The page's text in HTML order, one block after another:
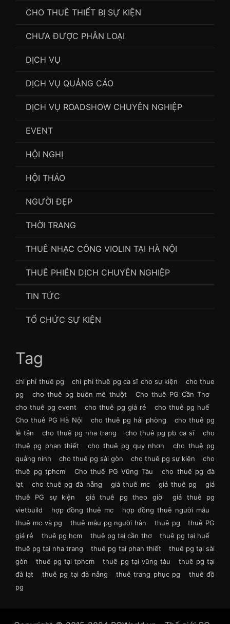
CHO THUÊ THIẾT BỊ SỰ KIỆN
CHƯA ĐƯỢC PHÂN LOẠI
DỊCH VỤ
DỊCH VỤ QUẢNG CÁO
DỊCH VỤ ROADSHOW CHUYÊN NGHIỆP
EVENT
HỘI NGHỊ
HỘI THẢO
NGƯỜI ĐẸP
THỜI TRANG
THUÊ NHẠC CÔNG VIOLIN TẠI HÀ NỘI
THUÊ PHIÊN DỊCH CHUYÊN NGHIỆP
TIN TỨC
TỔ CHỨC SỰ KIỆN
Tag
chi phí thuê pg chi phí thuê pg ca sĩ cho sự kiện
cho thue
pg
cho thuê pg buôn mê thuột
Cho thuê PG Cần Thơ
cho thuê pg event
cho thuê pg giá rẻ
cho thuê pg huế
Cho thuê PG Hà Nội
cho thuê pg hải phòng
cho thuê pg
lễ tân
cho thuê pg nha trang cho thuê pg pb ca sĩ
cho
thuê pg phan thiết
cho thuê pg quy nhơn
cho thuê pg
quảng ninh
cho thuê pg sài gòn cho thuê pg sự kiện
cho
thuê pg tphcm
Cho thuê PG Vũng Tàu
cho thuê pg đà
lạt
cho thuê pg đà nẵng giá thuê mc giá thuê pg
giá
thuê PG sự kiện
giá thuê pg theo giờ
giá thuê pg
vietbuild
hợp đồng thuê mc
hợp đồng thuê người mẫu
thuê mc và pg
thuê mẫu pg người hàn thuê pg
thuê PG
giá rẻ
thuê pg hcm thuê pg tại cần thơ
thuê pg tại huế
thuê pg tại nha trang
thuê pg tại phan thiết
thuê pg tại sài
gòn
thuê pg tại tphcm thuê pg tại vũng tàu
thuê pg tại
đà lạt
thuê pg tại đà nẵng thuê trang phục pg
thuê đồ
pg